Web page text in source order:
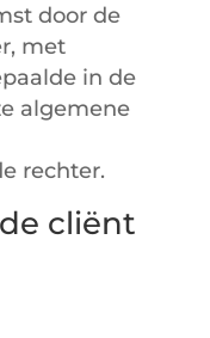
door de
met
in de
algemene
rechter.
cliënt